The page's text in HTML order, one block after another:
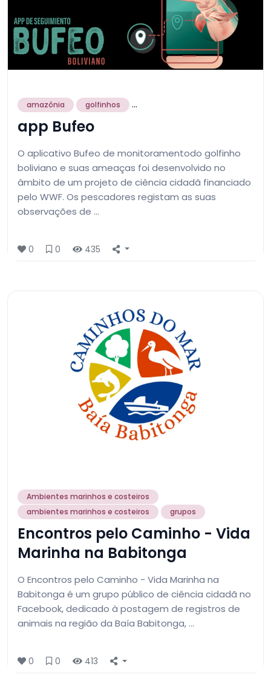
amazônia golfinhos ...
app Bufeo
O aplicativo Bufeo de monitoramentodo golfinho
boliviano e suas ameaças foi desenvolvido no
âmbito de um projeto de ciência cidadã financiado
pelo WWF. Os pescadores registam as suas
observações de …
0 0 435
Ambientes marinhos e costeiros
ambientes marinhos e costeiros
grupos
Encontros pelo Caminho - Vida
Marinha na Babitonga
O Encontros pelo Caminho - Vida Marinha na
Babitonga é um grupo público de ciência cidadã no
Facebook, dedicado à postagem de registros de
animais na região da Baía Babitonga, …
0 0 413